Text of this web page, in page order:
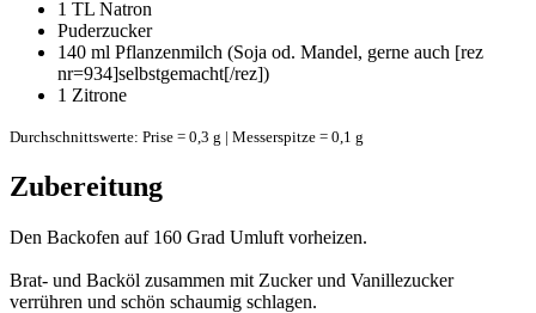
1 TL Natron
Puderzucker
140 ml Pflanzenmilch (Soja od. Mandel, gerne auch [rez
nr=934]selbstgemacht[/rez])
1 Zitrone
Durchschnittswerte: Prise = 0,3 g | Messerspitze = 0,1 g
Zubereitung
Den Backofen auf 160 Grad Umluft vorheizen.
Brat- und Backöl zusammen mit Zucker und Vanillezucker
verrühren und schön schaumig schlagen.